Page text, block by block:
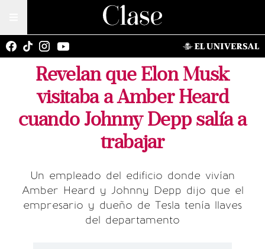
Revelan que Elon Musk
visitaba a Amber Heard
cuando Johnny Depp salía a
trabajar
Un empleado del edificio donde vivían
Amber Heard y Johnny Depp dijo que el
empresario y dueño de Tesla tenía llaves
del departamento